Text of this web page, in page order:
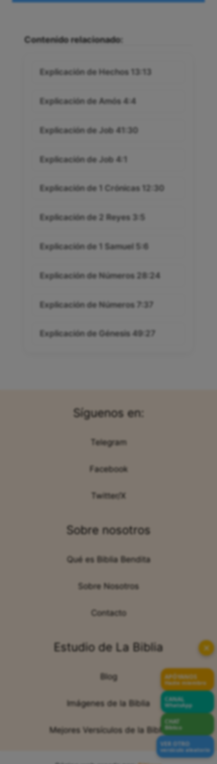
Contenido relacionado:
Explicación de Hechos 13:13
Explicación de Amós 4:4
Explicación de Job 41:30
Explicación de Job 4:1
Explicación de 1 Crónicas 12:30
Explicación de 2 Reyes 3:5
Explicación de 1 Samuel 5:6
Explicación de Números 28:24
Explicación de Números 7:37
Explicación de Génesis 49:27
Síguenos en:
Telegram
Facebook
Twitter/X
Sobre nosotros
Qué es Biblia Bendita
Sobre Nosotros
Contacto
Estudio de La Biblia
Blog
Imágenes de la Biblia
Mejores Versículos de la Biblia
✕
APÓYANOS
Hazte miembro
CANAL
WhatsApp
CHAT
Bíblico
VER OTRO
versículo aleatorio